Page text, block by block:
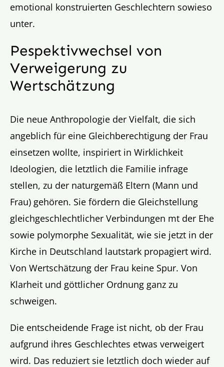
emotional konstruierten Geschlechtern sowieso
unter.
Pespektivwechsel von
Verweigerung zu
Wertschätzung
Die neue Anthropologie der Vielfalt, die sich
angeblich für eine Gleichberechtigung der Frau
einsetzen wollte, inspiriert in Wirklichkeit
Ideologien, die letztlich die Familie infrage
stellen, zu der naturgemäß Eltern (Mann und
Frau) gehören. Sie fördern die Gleichstellung
gleichgeschlechtlicher Verbindungen mt der Ehe
sowie polymorphe Sexualität, wie sie jetzt in der
Kirche in Deutschland lautstark propagiert wird.
Von Wertschätzung der Frau keine Spur. Von
Klarheit und göttlicher Ordnung ganz zu
schweigen.
Die entscheidende Frage ist nicht, ob der Frau
aufgrund ihres Geschlechtes etwas verweigert
wird. Das reduziert sie letztlich doch wieder auf